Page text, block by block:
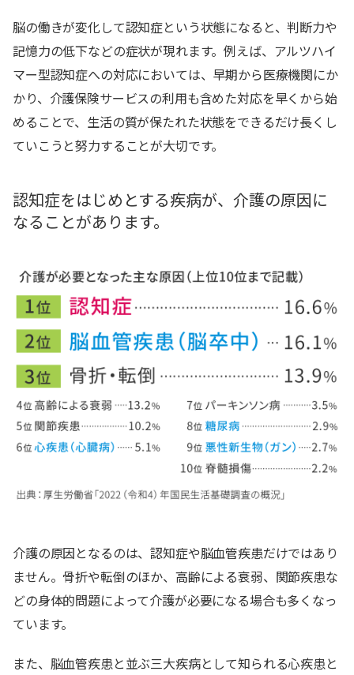
脳の働きが変化して認知症という状態になると、判断力や
記憶力の低下などの症状が現れます。例えば、アルツハイ
マー型認知症への対応においては、早期から医療機関にか
かり、介護保険サービスの利用も含めた対応を早くから始
めることで、生活の質が保たれた状態をできるだけ長くし
ていこうと努力することが大切です。
認知症をはじめとする疾病が、介護の原因に
なることがあります。
介護の原因となるのは、認知症や脳血管疾患だけではあり
ません。骨折や転倒のほか、高齢による衰弱、関節疾患な
どの身体的問題によって介護が必要になる場合も多くなっ
ています。
また、脳血管疾患と並ぶ三大疾病として知られる心疾患と